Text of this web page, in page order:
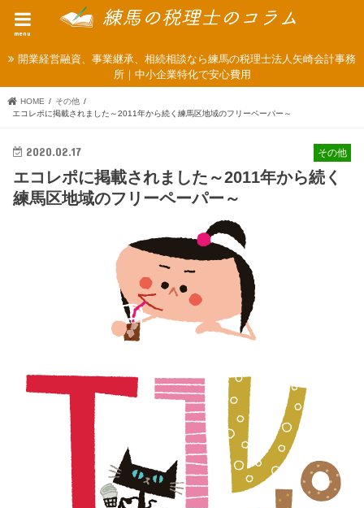
menu
開業経営融資、事業継承、相続相談なら練馬の税理士法人矢崎会計事務
所｜中小企業特化で安心費用
HOME
その他
エコレポに掲載されました～2011年から続く練馬区地域のフリーペーパー～
その他
2020.02.17
エコレポに掲載されました～2011年から続く
練馬区地域のフリーペーパー～